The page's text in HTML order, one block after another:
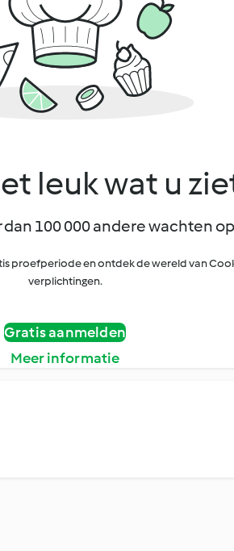
leuk wat u
100 000 andere wachten
proefperiode en ontdek de wereld van
verplichtingen.
Gratis aanmelden
Meer informatie